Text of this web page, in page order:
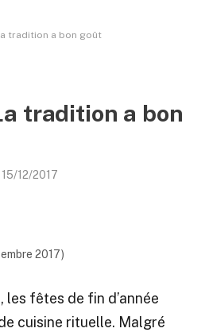
tradition a bon goût
tradition a bon
15/12/2017
2017)
les fêtes de fin d’année
cuisine rituelle. Malgré